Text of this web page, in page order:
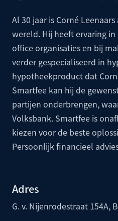
Al 30 jaar is Corné
wereld. Hij heeft ervaring
office organisaties en bij
verder gespecialiseerd in
hypotheekproduct dat
Smartfee kan hij de
partijen onderbrengen,
Volksbank. Smartfee is
kiezen voor de beste
Persoonlijk financieel
Adres
G. v. Nijenrodestraat 154A,